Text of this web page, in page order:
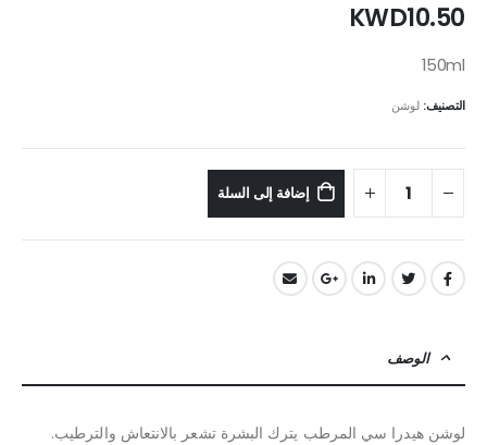
KWD10.50
150ml
التصنيف: لوشن
إضافة إلى السلة
الوصف
لوشن هيدرا سي المرطب يترك البشرة تشعر بالانتعاش والترطيب.